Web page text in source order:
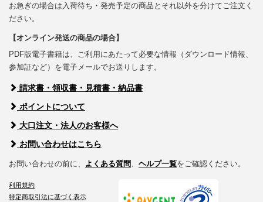
お急ぎの場合は入荷待ち・発売予定の商品とそれ以外を分けてご注文く
ださい。
【オンライン発送の商品の場合】
PDF版電子書籍は、ご利用にあたって必要な情報（ダウンロード情報、
参加証など）を電子メールでお送りします。
請求書・領収書・見積書・納品書
ポイントについて
大口注文・法人のお客様へ
お問い合わせはこちら
お問い合わせの前に、 よくある質問 ヘルプ一覧をご確認ください。
利用規約
特定商取引法に基づく表示